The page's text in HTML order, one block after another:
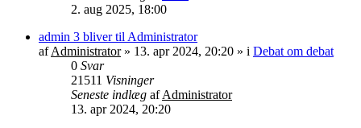
2. aug 2025, 18:00
admin 3 bliver til Administrator
afAdministrator» 13. apr 2024, 20:20 » i Debat om debat
0 Svar
21511 Visninger
Seneste indlæg afAdministrator
13. apr 2024, 20:20